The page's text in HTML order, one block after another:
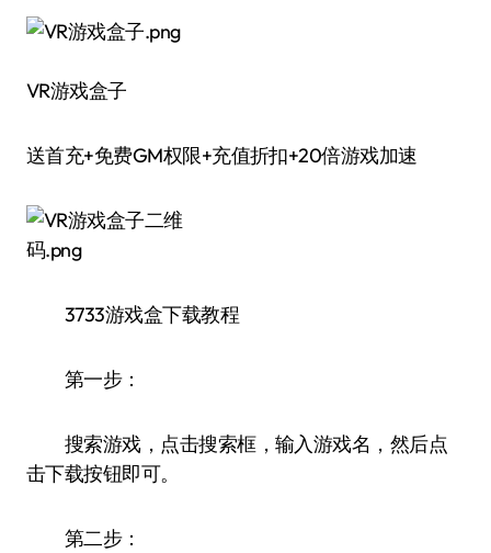
VR游戏盒子
送首充+免费GM权限+充值折扣+20倍游戏加速
3733游戏盒下载教程
第一步：
搜索游戏，点击搜索框，输入游戏名，然后点
击下载按钮即可。
第二步：